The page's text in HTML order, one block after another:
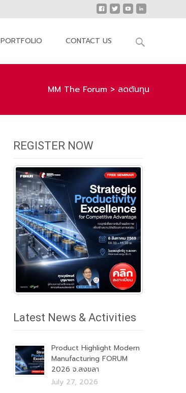
PORTFOLIO CONTACT US
Search
MM The Forum > ลดต้นทุน
REGISTER NOW
Latest News & Activities
Product Highlight Modern
Manufacturing FORUM
2026 จ.สงขลา
July 27, 2026